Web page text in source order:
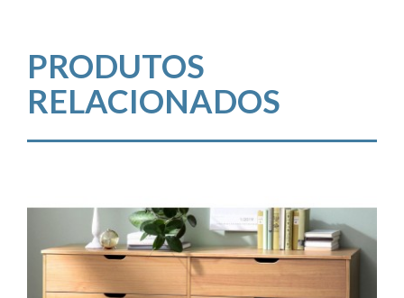
PRODUTOS
RELACIONADOS